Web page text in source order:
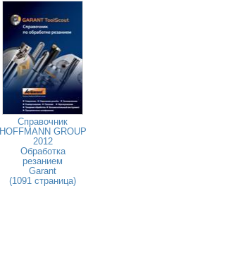
Справочник
HOFFMANN GROUP
2012
Обработка
резанием
Garant
(1091 страница)